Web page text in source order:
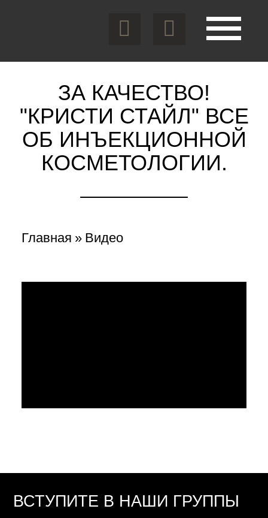
Toggle
navigation
ЗА КАЧЕСТВО!
"КРИСТИ СТАЙЛ" ВСЕ
ОБ ИНЪЕКЦИОННОЙ
КОСМЕТОЛОГИИ.
здесь
Главная » Видео
ВСТУПИТЕ В НАШИ ГРУППЫ